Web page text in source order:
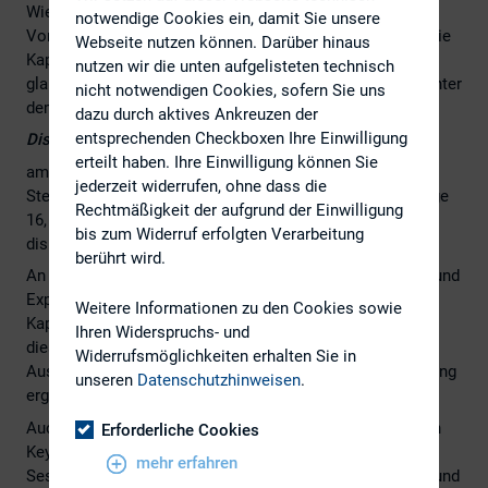
Wie Investor Relations diese sich ständig wechselnden
Voraussetzungen einschätzen und einordnen und dabei die
Kapitalmarktstory des eigenen Unternehmens weiterhin
glaubhaft und nachhaltig vermitteln können, wollen wir unter
dem Motto
Disruptive Zeiten – IR gibt Orientierung
am
19. und 20. Juni 2023 auf der 26. DIRK-Konferenz
Steigenberger Airport Hotel Frankfurt (Unterschweinstiege
16, 60549 Frankfurt am Main) mit Ihnen gemeinsam
diskutieren.
An zwei abwechslungsreichen Tagen geben Expertinnen und
Experten aus betroffenen Unternehmen und anderen
Kapitalmarktintermediären Insights aus erster Hand, was
dies für ihre tägliche Arbeit bedeutet und welche
Auswirkungen sich daraus auf die strategische Ausrichtung
ergeben.
Auch in diesem Jahr stehen neben hochkarätig besetzten
Keynotes und Panel-Diskussionen parallele Workshop-
Sessions und Case Studies zu den aktuellsten Themen rund
notwendige Cookies ein, damit Sie unsere
Webseite nutzen können. Darüber hinaus
nutzen wir die unten aufgelisteten technisch
nicht notwendigen Cookies, sofern Sie uns
dazu durch aktives Ankreuzen der
entsprechenden Checkboxen Ihre Einwilligung
erteilt haben. Ihre Einwilligung können Sie
jederzeit widerrufen, ohne dass die
Rechtmäßigkeit der aufgrund der Einwilligung
bis zum Widerruf erfolgten Verarbeitung
berührt wird.
Weitere Informationen zu den Cookies sowie
Ihren Widerspruchs- und
Widerrufsmöglichkeiten erhalten Sie in
unseren Datenschutzhinweisen.
Erforderliche Cookies
mehr erfahren